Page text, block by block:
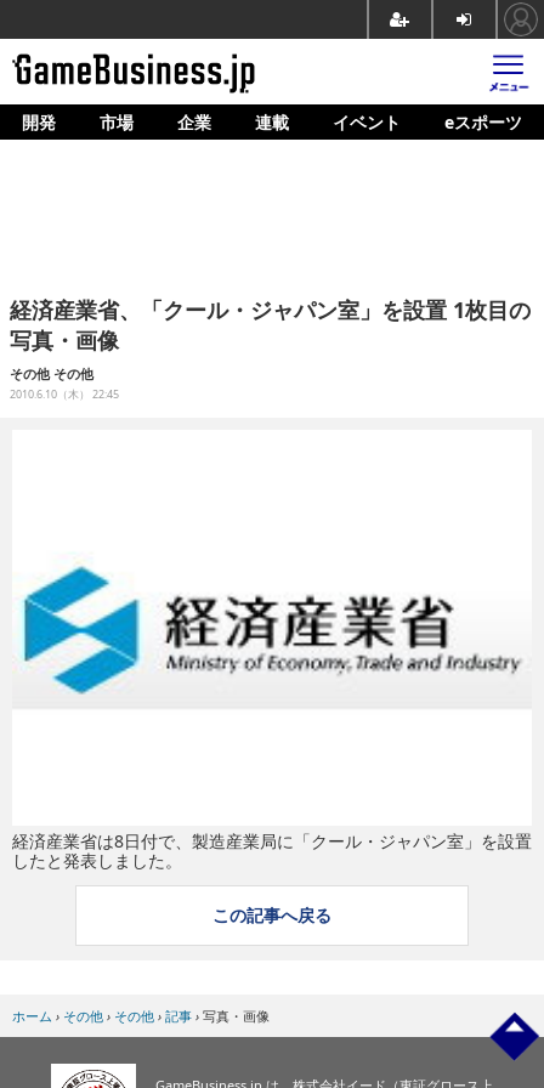
ホーム
企業動向
人材育成
eスポーツ
開発 市場 企業 連載 イベント eスポーツ
経済産業省、「クール・ジャパン室」を設置 1枚目の
写真・画像
その他 その他
2010.6.10（木） 22:45
経済産業省は8日付で、製造産業局に「クール・ジャパン室」を設置
したと発表しました。
この記事へ戻る
ホーム › その他 › その他 › 記事 › 写真・画像